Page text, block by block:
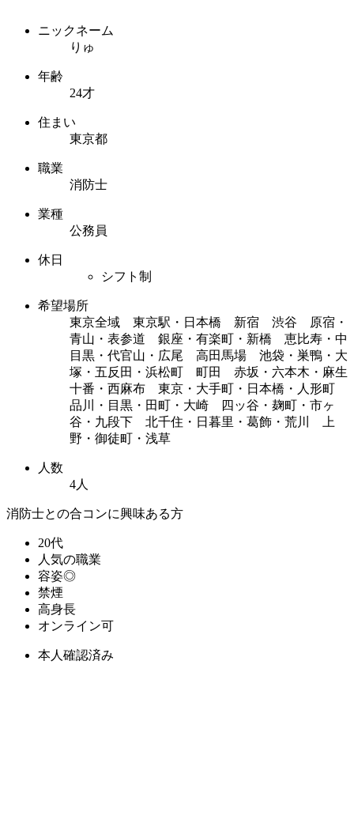
ニックネーム
りゅ
年齢
24才
住まい
東京都
職業
消防士
業種
公務員
休日
シフト制
希望場所
東京全域 東京駅・日本橋 新宿 渋谷 原宿・
青山・表参道 銀座・有楽町・新橋 恵比寿・中
目黒・代官山・広尾 高田馬場 池袋・巣鴨・大
塚・五反田・浜松町 町田 赤坂・六本木・麻生
十番・西麻布 東京・大手町・日本橋・人形町
品川・目黒・田町・大崎 四ッ谷・麹町・市ヶ
谷・九段下 北千住・日暮里・葛飾・荒川 上
野・御徒町・浅草
人数
4人
消防士との合コンに興味ある方
20代
人気の職業
容姿◎
禁煙
高身長
オンライン可
本人確認済み